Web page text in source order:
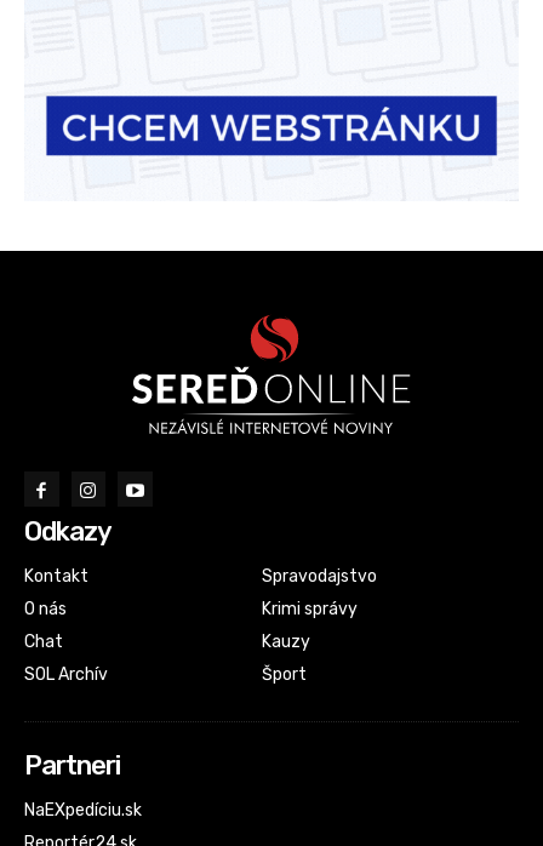
Odkazy
Kontakt
O nás
Chat
SOL Archív
Spravodajstvo
Krimi správy
Kauzy
Šport
Partneri
NaEXpedíciu.sk